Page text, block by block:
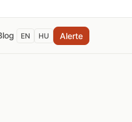
EN HU Alerte